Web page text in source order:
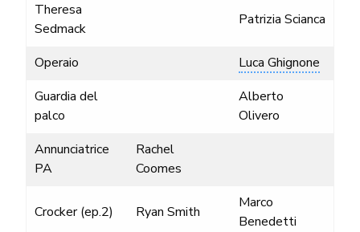
Theresa
Sedmack
Patrizia Scianca
Operaio
Luca Ghignone
Guardia del
palco
Alberto
Olivero
Annunciatrice
PA
Rachel
Coomes
Crocker (ep.2) Ryan Smith
Marco
Benedetti